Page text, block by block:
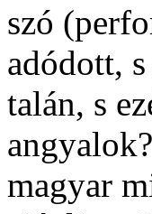
szó
adódott,
talán, s
magyar